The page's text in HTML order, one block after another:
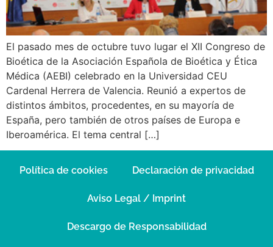
El pasado mes de octubre tuvo lugar el XII Congreso de
Bioética de la Asociación Española de Bioética y Ética
Médica (AEBI) celebrado en la Universidad CEU
Cardenal Herrera de Valencia. Reunió a expertos de
distintos ámbitos, procedentes, en su mayoría de
España, pero también de otros países de Europa e
Iberoamérica. El tema central […]
Política de cookies Declaración de privacidad
Aviso Legal / Imprint
Descargo de Responsabilidad